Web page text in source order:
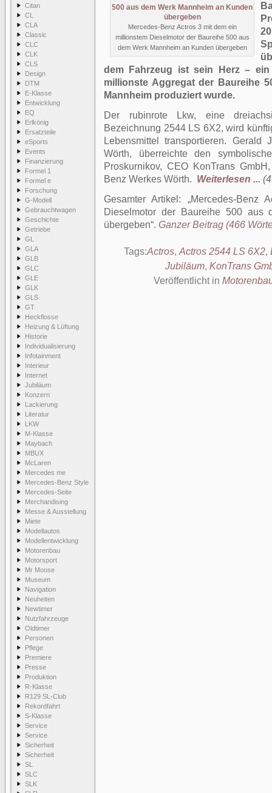
Citan
CL
CLA
Classic
CLC
CLK
CLS
Design
DTM
E-Klasse
Entwicklung
EQ
Erlkönig
Ersatzteile
eSports
Events
Finanzierung
Formel 1
Formel e
Forschung
G-Modell
Gebrauchtwagen
Geschichte
Getriebe
GL
GLA
GLB
GLC
GLE
GLK
GLS
GT
Heckflosse
Heizung & Lüftung
Historie
Individualisierung
Infotainment
Interieur
Internet
Jubiläum
Konzern
Lackierung
Literatur
LKW
M-Klasse
Maybach
MBUX
McLaren
Mercedes me
Mercedes-Benz Style
Mercedes-Seite
Merchandising
Messe & Ausstellung
Miete
Modellautos
Modellentwicklung
Motorenbau
Motorsport
Mr Moose
Museum
Navigation
Neuheiten
Newtimer
Nutzfahrzeuge
Oldtimer
Personen
Pflege
Premiere
Presse
Produktion
R-Klasse
R129 SL-Club
Rekordfahrt
S-Klasse
Service
Service
Sicherheit
Sicherheit
SL
SLC
SLK
Mercedes-Benz Actros 3 mit dem ein
millionstem Dieselmotor der Baureihe 500 aus
dem Werk Mannheim an Kunden übergeben
dem Fahrzeug ist sein Herz –
millionste Aggregat der Baureihe
Mannheim produziert wurde.
Der rubinrote Lkw, eine
Bezeichnung 2544 LS 6X2, wird
Lebensmittel transportieren. Gerald
Wörth, überreichte den
Proskurnikov, CEO KonTrans
Benz Werkes Wörth. Weiterlesen ...
Gesamter Artikel:
Mercedes-Benz
Dieselmotor der Baureihe 500 aus
übergeben . Ganzer Beitrag (466
Tags:Actros, Actros 2544 LS 6X2,
Jubiläum, KonTrans
Veröffentlicht in